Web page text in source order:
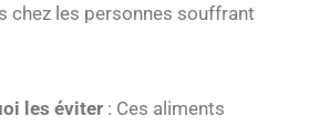
chez les personnes souffrant
les éviter : Ces aliments